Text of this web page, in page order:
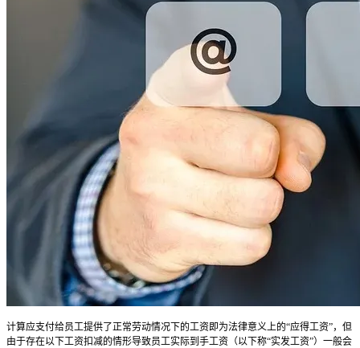
计算应支付给员工提供了正常劳动情况下的工资即为法律意义上的“应得工资”，但
由于存在以下工资扣减的情形导致员工实际到手工资（以下称“实发工资”）一般会